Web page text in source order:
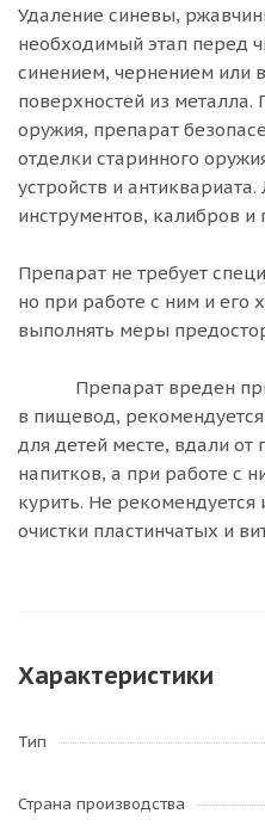
Удаление синевы,
необходимый этап перед
синением, чернением или
поверхностей из металла.
оружия, препарат
отделки старинного
устройств и
инструментов, калибров
Препарат не требует
но при работе с ним и его
выполнять меры
Препарат вреден при
в пищевод,
для детей месте, вдали от
напитков, а при работе с
курить. Не рекомендуется
очистки пластинчатых и
Характеристики
Тип
Страна производства